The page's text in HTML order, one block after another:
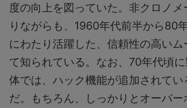
度の向上を図っていた。非クロノ
りながらも、1960年代前半から80
にわたり活躍した、信頼性の高いム
て知られている。なお、70年代頃
体では、ハック機能が追加されてい
だ。もちろん、しっかりとオーバー